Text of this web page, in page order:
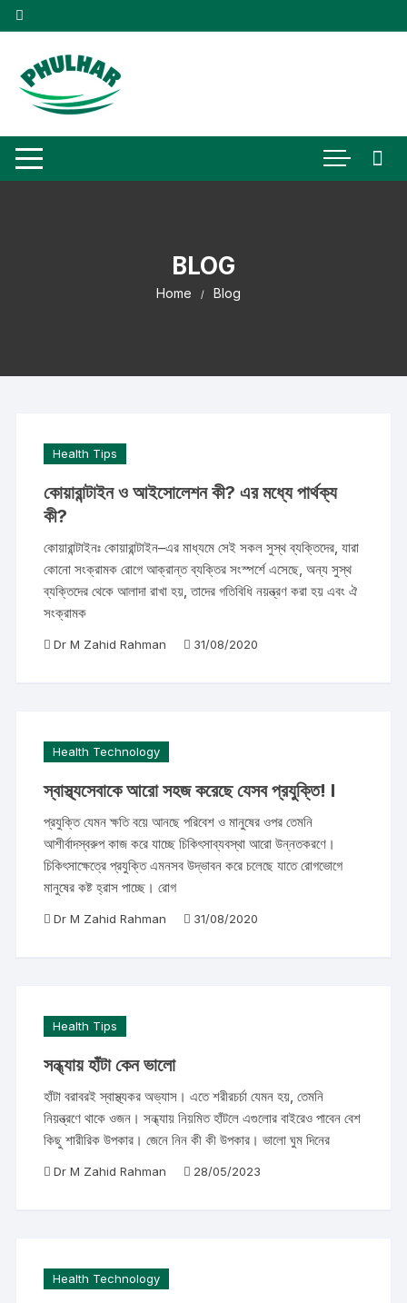
Skip
to
BLOG
Home Blog
Health Tips
কোয়ারান্টাইন ও আইসোলেশন কী? এর মধ্যে পার্থক্য
কী?
কোয়ারান্টাইনঃ কোয়ারান্টাইন–এর মাধ্যমে সেই সকল সুস্থ ব্যক্তিদের, যারা
কোনো সংক্রামক রোগে আক্রান্ত ব্যক্তির সংস্পর্শে এসেছে, অন্য সুস্থ
ব্যক্তিদের থেকে আলাদা রাখা হয়, তাদের গতিবিধি নয়ন্ত্রণ করা হয় এবং ঐ
সংক্রামক
Dr M Zahid Rahman 31/08/2020
Health Technology
স্বাস্থ্যসেবাকে আরো সহজ করেছে যেসব প্রযুক্তি! I
প্রযুক্তি যেমন ক্ষতি বয়ে আনছে পরিবেশ ও মানুষের ওপর তেমনি
আশীর্বাদস্বরুপ কাজ করে যাচ্ছে চিকিৎসাব্যবস্থা আরো উন্নতকরণে।
চিকিৎসাক্ষেত্রে প্রযুক্তি এমনসব উদ্ভাবন করে চলেছে যাতে রোগভোগে
মানুষের কষ্ট হ্রাস পাচ্ছে। রোগ
Dr M Zahid Rahman 31/08/2020
Health Tips
সন্ধ্যায় হাঁটা কেন ভালো
হাঁটা বরাবরই স্বাস্থ্যকর অভ্যাস। এতে শরীরচর্চা যেমন হয়, তেমনি
নিয়ন্ত্রণে থাকে ওজন। সন্ধ্যায় নিয়মিত হাঁটলে এগুলোর বাইরেও পাবেন বেশ
কিছু শারীরিক উপকার। জেনে নিন কী কী উপকার। ভালো ঘুম দিনের
Dr M Zahid Rahman 28/05/2023
Health Technology